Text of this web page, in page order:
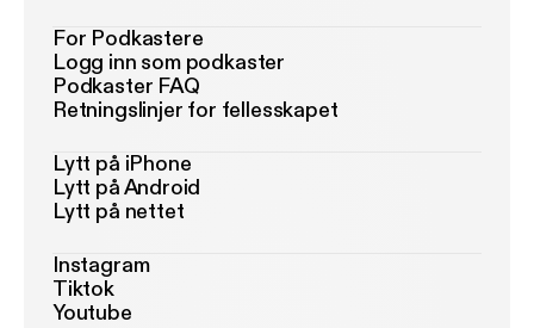
For Podkastere
Logg inn som podkaster
Podkaster FAQ
Retningslinjer for fellesskapet
Lytt på iPhone
Lytt på Android
Lytt på nettet
Instagram
Tiktok
Youtube